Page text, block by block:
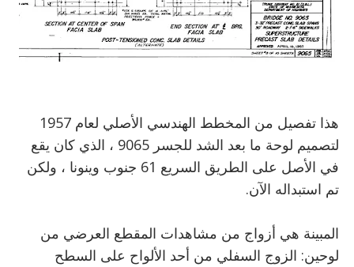
هذا تفصيل من المخطط الهندسي الأصلي لعام 1957
لتصميم لوحة ما بعد الشد للجسر 9065 ، الذي كان يقع
في الأصل على الطريق السريع 61 جنوب وينونا ، ولكن
تم استبداله الآن.
المبينة هي أزواج من مشاهدات المقطع العرضي من
لوحين: الزوج السفلي من أحد الألواح على السطح